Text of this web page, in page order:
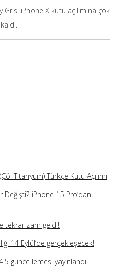
iPhone X kutu açılımına çok
Titanyum) Türkçe Kutu Açılımı
iPhone 15 Pro’dan
tekrar zam geldi!
14 Eylül’de gerçekleşecek!
güncellemesi yayınlandı